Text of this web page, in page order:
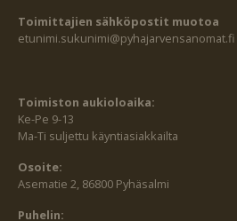
Toimittajien sähköpostit muotoa
etunimi.sukunimi@pyhajarvensanomat.fi
Toimiston aukioloaika:
Ke-Pe 9-13
Ma-Ti suljettu käyntiasiakkailta
Osoite:
Asematie 2, 86800 Pyhäsalmi
Puhelin: